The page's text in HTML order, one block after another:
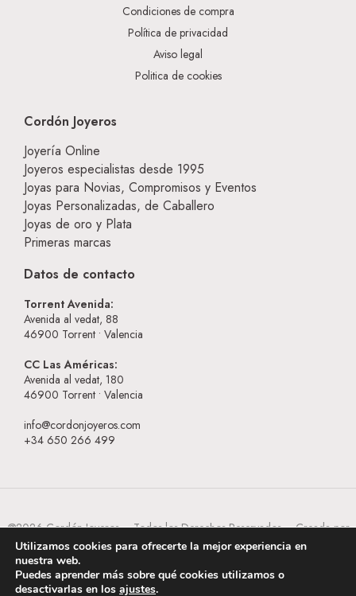
Condiciones de compra
Política de privacidad
Aviso legal
Politica de cookies
Cordón Joyeros
Joyería Online
Joyeros especialistas desde 1995
Joyas para Novias, Compromisos y Eventos
Joyas Personalizadas, de Caballero
Joyas de oro y Plata
Primeras marcas
Datos de contacto
Torrent Avenida:
Avenida al vedat, 88
46900 Torrent • Valencia
CC Las Américas:
Avenida al vedat, 180
46900 Torrent • Valencia
info@cordonjoyeros.com
+34 650 266 499
@2026 Cordón Joyeros – Todos los Derechos Reservados – Creada por
BESEOWEB
Utilizamos cookies para ofrecerte la mejor experiencia en
nuestra web.
Puedes aprender más sobre qué cookies utilizamos o
desactivarlas en los ajustes.